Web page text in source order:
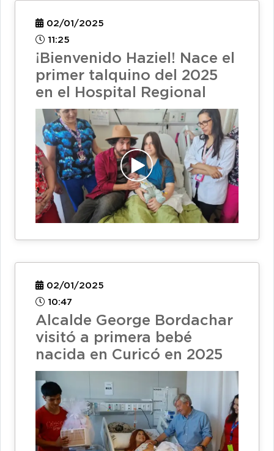
02/01/2025
11:25
¡Bienvenido Haziel! Nace el
primer talquino del 2025
en el Hospital Regional
02/01/2025
10:47
Alcalde George Bordachar
visitó a primera bebé
nacida en Curicó en 2025